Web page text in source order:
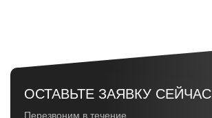
ОСТАВЬТЕ ЗАЯВКУ СЕЙЧАС
Перезвоним в течение